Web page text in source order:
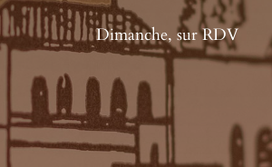
Dimanche, sur RDV